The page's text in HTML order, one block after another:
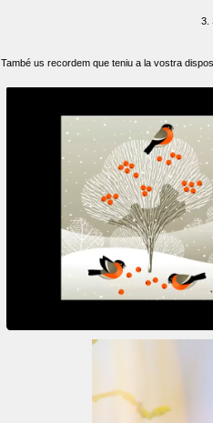
3.
També us recordem que teniu a la vostra